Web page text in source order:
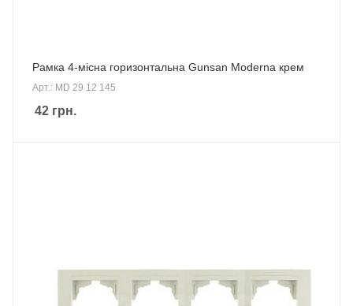
Рамка 4-місна горизонтальна Gunsan Moderna крем
Арт.: MD 29 12 145
42 грн.